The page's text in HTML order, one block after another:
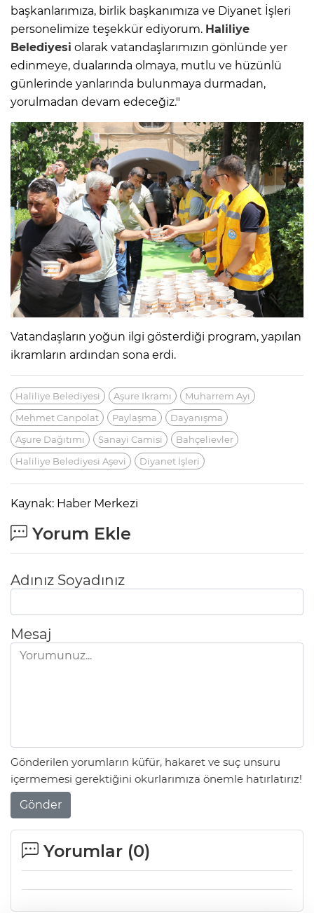
başkanlarımıza, birlik başkanımıza ve Diyanet İşleri
personelimize teşekkür ediyorum. Haliliye
Belediyesi olarak vatandaşlarımızın gönlünde yer
edinmeye, dualarında olmaya, mutlu ve hüzünlü
günlerinde yanlarında bulunmaya durmadan,
yorulmadan devam edeceğiz."
Vatandaşların yoğun ilgi gösterdiği program, yapılan
ikramların ardından sona erdi.
Haliliye Belediyesi Aşure Ikramı
Muharrem Ayı
Mehmet Canpolat
Paylaşma
Dayanışma
Aşure Dağıtımı
Sanayi Camisi
Bahçelievler
Haliliye Belediyesi Aşevi
Diyanet İşleri
Kaynak: Haber Merkezi
Yorum Ekle
Adınız Soyadınız
Mesaj
Gönderilen yorumların küfür, hakaret ve suç unsuru
içermemesi gerektiğini okurlarımıza önemle hatırlatırız!
Gönder
Yorumlar (0)